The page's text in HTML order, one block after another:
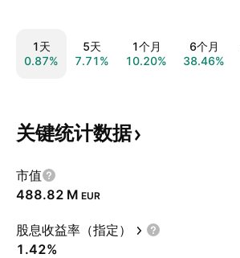
1天
0.87%
5天
7.71%
1个月
10.20%
6个月
38.46%
关键统计数据
市值
‪488.82 M‬ EUR
股息收益率（指定）
1.42%